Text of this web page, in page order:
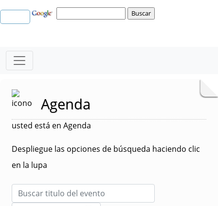
Agenda
usted está en Agenda
Despliegue las opciones de búsqueda haciendo clic
en la lupa